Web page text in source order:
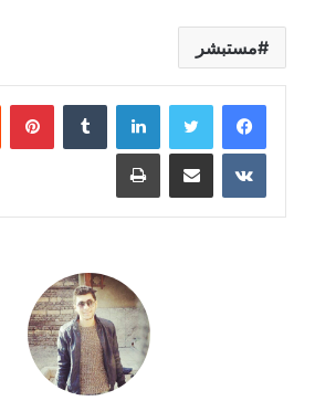
مستبشر
لينكدإن
مشاركة عبر البريد طباعة